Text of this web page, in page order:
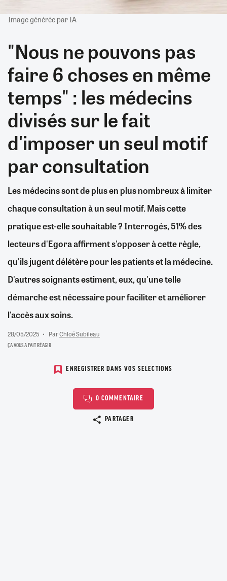
Image générée par IA
"Nous ne pouvons pas
faire 6 choses en même
temps" : les médecins
divisés sur le fait
d'imposer un seul motif
par consultation
Les médecins sont de plus en plus nombreux à limiter
chaque consultation à un seul motif. Mais cette
pratique est-elle souhaitable ? Interrogés, 51% des
lecteurs d'Egora affirment s'opposer à cette règle,
qu'ils jugent délétère pour les patients et la médecine.
D'autres soignants estiment, eux, qu'une telle
démarche est nécessaire pour faciliter et améliorer
l'accès aux soins.
28/05/2025 ParChloé Subileau
ÇA VOUS A FAIT RÉAGIR
ENREGISTRER DANS VOS SELECTIONS
0 COMMENTAIRE
PARTAGER